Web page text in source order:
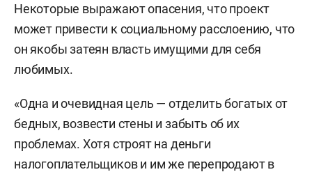
Некоторые выражают опасения, что проект
может привести к социальному расслоению, что
он якобы затеян власть имущими для себя
любимых.
«Одна и очевидная цель — отделить богатых от
бедных, возвести стены и забыть об их
проблемах. Хотя строят на деньги
налогоплательщиков и им же перепродают в